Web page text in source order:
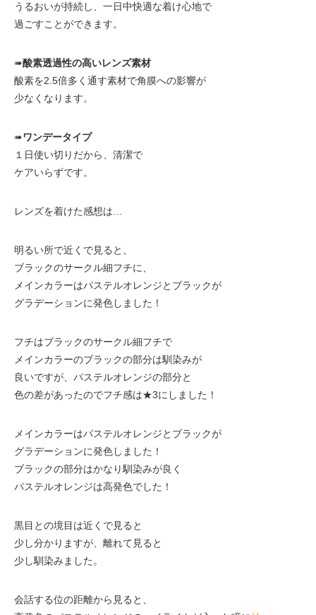
うるおいが持続し、一日中快適な着け心地で
過ごすことができます。
➠酸素透過性の高いレンズ素材
酸素を2.5倍多く通す素材で角膜への影響が
少なくなります。
➠ワンデータイプ
１日使い切りだから、清潔で
ケアいらずです。
レンズを着けた感想は…
明るい所で近くで見ると、
ブラックのサークル細フチに、
メインカラーはパステルオレンジとブラックが
グラデーションに発色しました！
フチはブラックのサークル細フチで
メインカラーのブラックの部分は馴染みが
良いですが、パステルオレンジの部分と
色の差があったのでフチ感は★3にしました！
メインカラーはパステルオレンジとブラックが
グラデーションに発色しました！
ブラックの部分はかなり馴染みが良く
パステルオレンジは高発色でした！
黒目との境目は近くで見ると
少し分かりますが、離れて見ると
少し馴染みました。
会話する位の距離から見ると、